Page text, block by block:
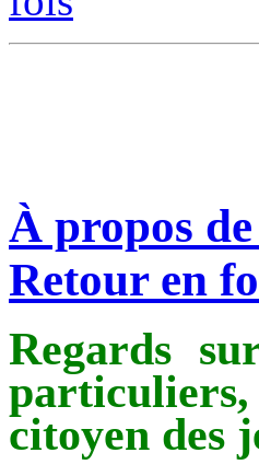
À propos
Retour en
Regards
citoyen des